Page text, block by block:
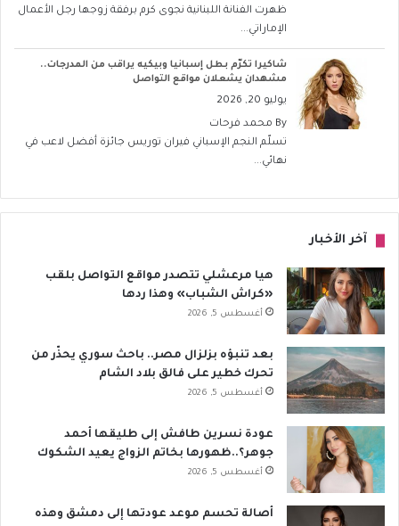
ظهرت الفنانة اللبنانية نجوى كرم برفقة زوجها رجل الأعمال
الإماراتي...
شاكيرا تكرّم بطل إسبانيا وبيكيه يراقب من المدرجات..
مشهدان يشعلان مواقع التواصل
يوليو 20, 2026
By محمد فرحات
تسلّم النجم الإسباني فيران توريس جائزة أفضل لاعب في
نهائي...
آخر الأخبار
هيا مرعشلي تتصدر مواقع التواصل بلقب
«كراش الشباب» وهذا ردها
أغسطس 5, 2026
بعد تنبؤه بزلزال مصر.. باحث سوري يحذّر من
تحرك خطير على فالق بلاد الشام
أغسطس 5, 2026
عودة نسرين طافش إلى طليقها أحمد
جوهر؟..ظهورها بخاتم الزواج يعيد الشكوك
أغسطس 5, 2026
أصالة تحسم موعد عودتها إلى دمشق وهذه